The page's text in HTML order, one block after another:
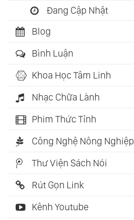
Đang Cập Nhật
Blog
Bình Luận
Khoa Học Tâm Linh
Nhạc Chữa Lành
Phim Thức Tỉnh
Công Nghệ Nông Nghiệp
Thư Viện Sách Nói
Rút Gọn Link
Kênh Youtube